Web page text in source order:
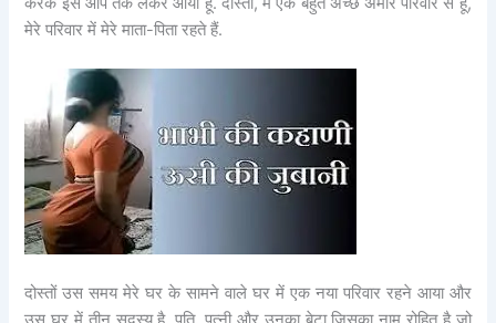
मेरे परिवार में मेरे माता-पिता रहते हैं.
दोस्तों उस समय मेरे घर के सामने वाले घर में एक नया परिवार रहने आया और